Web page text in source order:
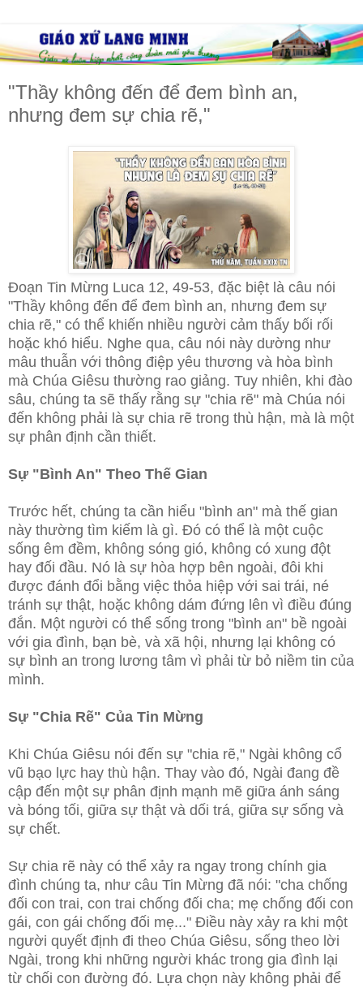
"Thầy không đến để đem bình an,
nhưng đem sự chia rẽ,"
Đoạn Tin Mừng Luca 12, 49-53, đặc biệt là câu nói
"Thầy không đến để đem bình an, nhưng đem sự
chia rẽ," có thể khiến nhiều người cảm thấy bối rối
hoặc khó hiểu. Nghe qua, câu nói này dường như
mâu thuẫn với thông điệp yêu thương và hòa bình
mà Chúa Giêsu thường rao giảng. Tuy nhiên, khi đào
sâu, chúng ta sẽ thấy rằng sự "chia rẽ" mà Chúa nói
đến không phải là sự chia rẽ trong thù hận, mà là một
sự phân định cần thiết.
Sự "Bình An" Theo Thế Gian
Trước hết, chúng ta cần hiểu "bình an" mà thế gian
này thường tìm kiếm là gì. Đó có thể là một cuộc
sống êm đềm, không sóng gió, không có xung đột
hay đối đầu. Nó là sự hòa hợp bên ngoài, đôi khi
được đánh đổi bằng việc thỏa hiệp với sai trái, né
tránh sự thật, hoặc không dám đứng lên vì điều đúng
đắn. Một người có thể sống trong "bình an" bề ngoài
với gia đình, bạn bè, và xã hội, nhưng lại không có
sự bình an trong lương tâm vì phải từ bỏ niềm tin của
mình.
Sự "Chia Rẽ" Của Tin Mừng
Khi Chúa Giêsu nói đến sự "chia rẽ," Ngài không cổ
vũ bạo lực hay thù hận. Thay vào đó, Ngài đang đề
cập đến một sự phân định mạnh mẽ giữa ánh sáng
và bóng tối, giữa sự thật và dối trá, giữa sự sống và
sự chết.
Sự chia rẽ này có thể xảy ra ngay trong chính gia
đình chúng ta, như câu Tin Mừng đã nói: "cha chống
đối con trai, con trai chống đối cha; mẹ chống đối con
gái, con gái chống đối mẹ..." Điều này xảy ra khi một
người quyết định đi theo Chúa Giêsu, sống theo lời
Ngài, trong khi những người khác trong gia đình lại
từ chối con đường đó. Lựa chọn này không phải để